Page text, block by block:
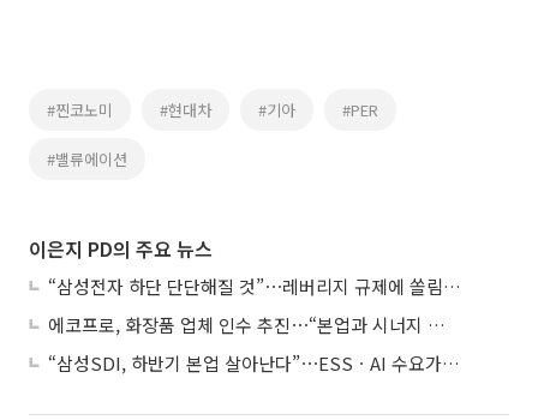
#찐코노미 #현대차 #기아 #PER
#밸류에이션
이은지 PD의 주요 뉴스
“삼성전자 하단 단단해질 것”⋯레버리지 규제에 쏠림 완화
에코프로, 화장품 업체 인수 추진⋯“본업과 시너지 부족”
“삼성SDI, 하반기 본업 살아난다”⋯ESSㆍAI 수요가 견인